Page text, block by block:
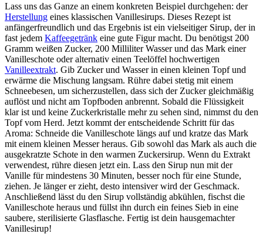
Lass uns das Ganze an einem konkreten Beispiel durchgehen: der
Herstellung eines klassischen Vanillesirups. Dieses Rezept ist
anfängerfreundlich und das Ergebnis ist ein vielseitiger Sirup, der in
fast jedem Kaffeegetränk eine gute Figur macht. Du benötigst 200
Gramm weißen Zucker, 200 Milliliter Wasser und das Mark einer
Vanilleschote oder alternativ einen Teelöffel hochwertigen
Vanilleextrakt. Gib Zucker und Wasser in einen kleinen Topf und
erwärme die Mischung langsam. Rühre dabei stetig mit einem
Schneebesen, um sicherzustellen, dass sich der Zucker gleichmäßig
auflöst und nicht am Topfboden anbrennt. Sobald die Flüssigkeit
klar ist und keine Zuckerkristalle mehr zu sehen sind, nimmst du den
Topf vom Herd. Jetzt kommt der entscheidende Schritt für das
Aroma: Schneide die Vanilleschote längs auf und kratze das Mark
mit einem kleinen Messer heraus. Gib sowohl das Mark als auch die
ausgekratzte Schote in den warmen Zuckersirup. Wenn du Extrakt
verwendest, rühre diesen jetzt ein. Lass den Sirup nun mit der
Vanille für mindestens 30 Minuten, besser noch für eine Stunde,
ziehen. Je länger er zieht, desto intensiver wird der Geschmack.
Anschließend lässt du den Sirup vollständig abkühlen, fischst die
Vanilleschote heraus und füllst ihn durch ein feines Sieb in eine
saubere, sterilisierte Glasflasche. Fertig ist dein hausgemachter
Vanillesirup!